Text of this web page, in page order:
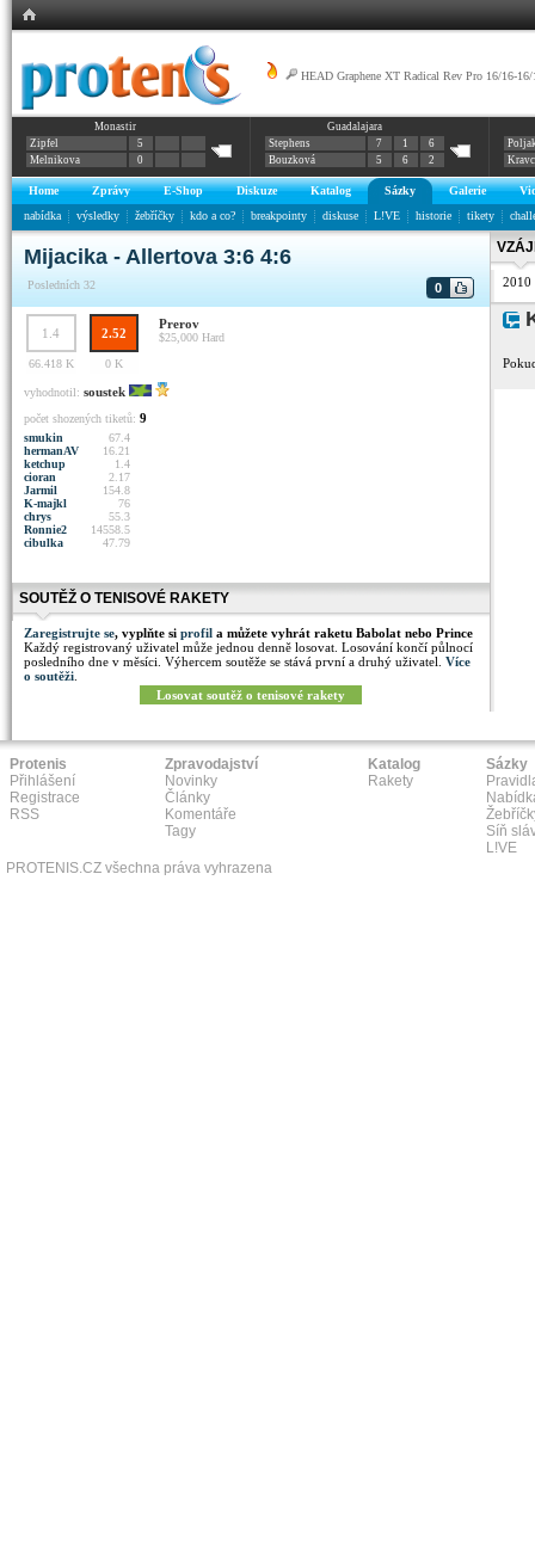
HEAD Graphene XT Radical Rev Pro 16/16-16/
Monastir
Zipfel
5
Melnikova
0
Guadalajara
Stephens
7 1
6
Bouzková
5 6 2
Home Zprávy E-Shop Diskuze Katalog Sázky Galerie
nabídka
výsledky žebříčky kdo a co? breakpointy diskuse L!VE historie tikety
Mijacika - Allertova 3:6 4:6
Posledních 32 0
1.4 2.52
Prerov
$25,000 Hard
66.418 K
0 K
vyhodnotil: soustek
počet shozených tiketů: 9
smukin
67.4
hermanAV
16.21
ketchup
1.4
cioran
2.17
Jarmil
154.8
K-majkl
76
chrys
55.3
Ronnie2
14558.5
cibulka
47.79
SOUTĚŽ O TENISOVÉ RAKETY
Zaregistrujte se, vyplňte si profil a můžete vyhrát raketu Babolat nebo Prince
Každý registrovaný uživatel může jednou denně losovat. Losování končí půlnocí
posledního dne v měsíci. Výhercem soutěže se stává první a druhý uživatel. Více
o soutěži
Losovat soutěž o tenisové rakety
2010
Protenis
Přihlášení
Registrace
RSS
Zpravodajství
Novinky
Články
Komentáře
Tagy
Katalog
Rakety
Sázky
Síň
L!VE
PROTENIS.CZ všechna práva vyhrazena